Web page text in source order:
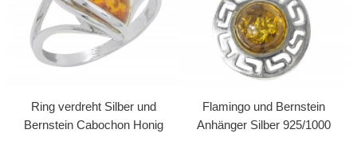
Ring verdreht Silber und
Bernstein Cabochon Honig
Flamingo und Bernstein
Anhänger Silber 925/1000